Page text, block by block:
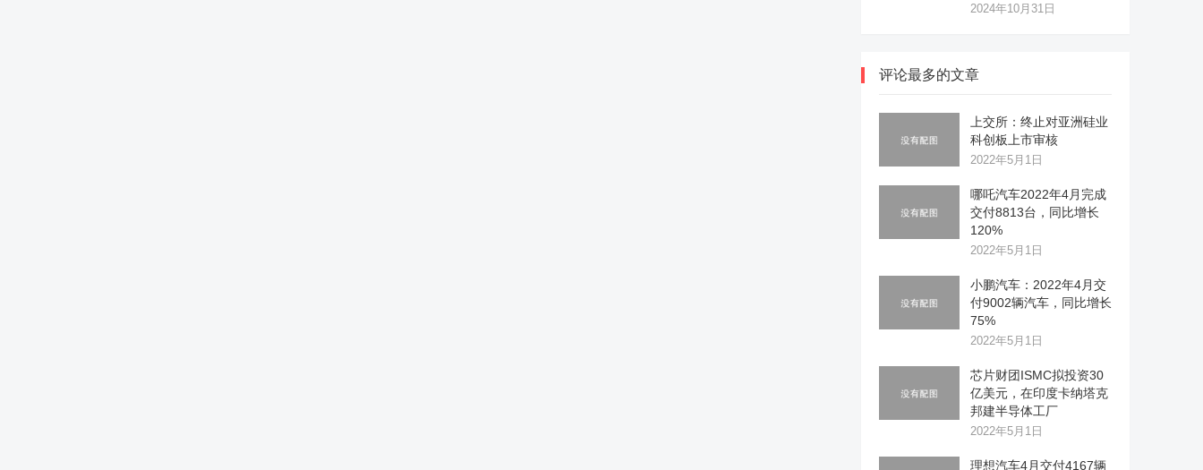
2024年10月31日
评论最多的文章
上交所：终止对亚洲硅业
科创板上市审核
2022年5月1日
哪吒汽车2022年4月完成
交付8813台，同比增长
120%
2022年5月1日
小鹏汽车：2022年4月交
付9002辆汽车，同比增长
75%
2022年5月1日
芯片财团ISMC拟投资30
亿美元，在印度卡纳塔克
邦建半导体工厂
2022年5月1日
理想汽车4月交付4167辆